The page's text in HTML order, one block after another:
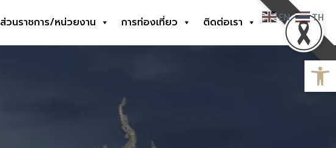
ส่วนราชการ/หน่วยงาน การท่องเที่ยว
ติดต่อเรา
EN TH